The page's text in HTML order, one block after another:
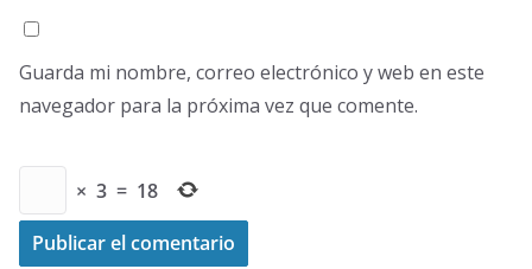
Guarda mi nombre, correo electrónico y web en este
navegador para la próxima vez que comente.
× 3 = 18